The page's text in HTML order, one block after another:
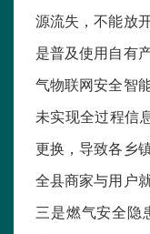
源流失，不能放
是普及使用自有
气物联网安全智
未实现全过程信
更换，导致各乡
全县商家与用户
三是燃气安全隐